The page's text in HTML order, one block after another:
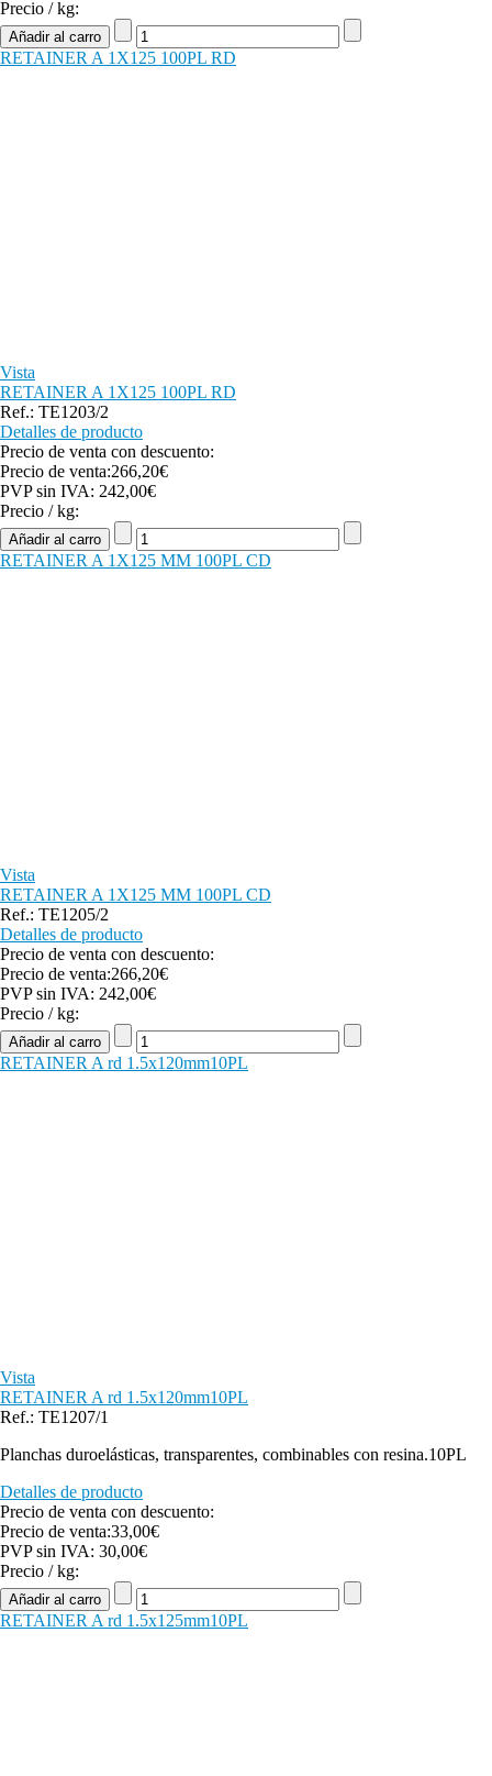
Precio / kg:
RETAINER A 1X125 100PL RD
Vista
RETAINER A 1X125 100PL RD
Ref.: TE1203/2
Detalles de producto
Precio de venta con descuento:
Precio de venta:266,20€
PVP sin IVA: 242,00€
Precio / kg:
RETAINER A 1X125 MM 100PL CD
Vista
RETAINER A 1X125 MM 100PL CD
Ref.: TE1205/2
Detalles de producto
Precio de venta con descuento:
Precio de venta:266,20€
PVP sin IVA: 242,00€
Precio / kg:
RETAINER A rd 1.5x120mm10PL
Vista
RETAINER A rd 1.5x120mm10PL
Ref.: TE1207/1
Planchas duroelásticas, transparentes, combinables con resina.10PL
Detalles de producto
Precio de venta con descuento:
Precio de venta:33,00€
PVP sin IVA: 30,00€
Precio / kg:
RETAINER A rd 1.5x125mm10PL